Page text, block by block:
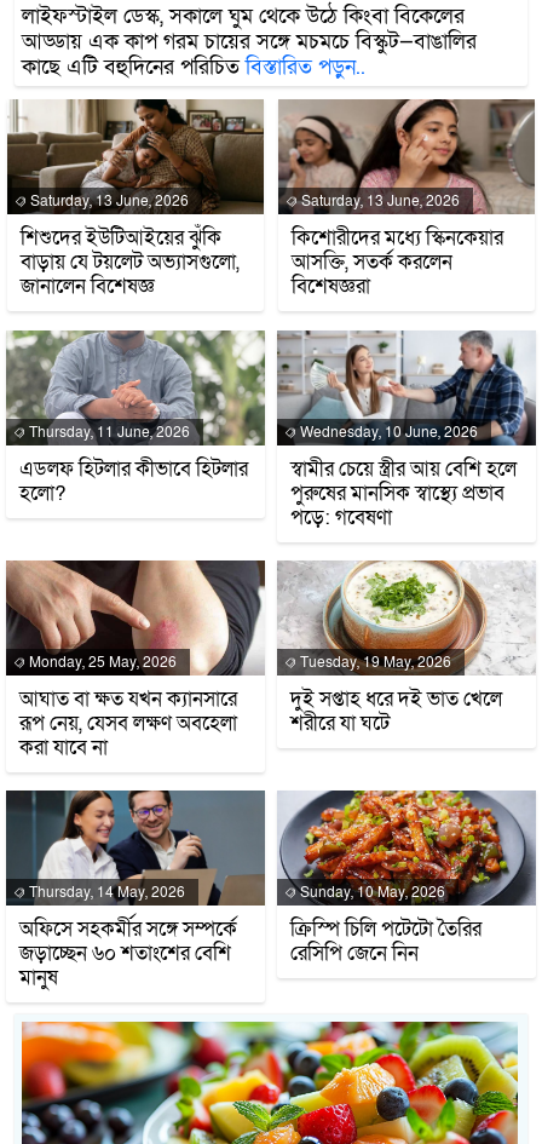
লাইফস্টাইল ডেস্ক, সকালে ঘুম থেকে উঠে কিংবা বিকেলের
আড্ডায় এক কাপ গরম চায়ের সঙ্গে মচমচে বিস্কুট—বাঙালির
কাছে এটি বহুদিনের পরিচিতবিস্তারিত পড়ুন..
Saturday, 13 June, 2026
শিশুদের ইউটিআইয়ের ঝুঁকি
বাড়ায় যে টয়লেট অভ্যাসগুলো,
জানালেন বিশেষজ্ঞ
Saturday, 13 June, 2026
কিশোরীদের মধ্যে স্কিনকেয়ার
আসক্তি, সতর্ক করলেন
বিশেষজ্ঞরা
Thursday, 11 June, 2026
এডলফ হিটলার কীভাবে হিটলার
হলো?
Wednesday, 10 June, 2026
স্বামীর চেয়ে স্ত্রীর আয় বেশি হলে
পুরুষের মানসিক স্বাস্থ্যে প্রভাব
পড়ে: গবেষণা
Monday, 25 May, 2026
আঘাত বা ক্ষত যখন ক্যানসারে
রূপ নেয়, যেসব লক্ষণ অবহেলা
করা যাবে না
Tuesday, 19 May, 2026
দুই সপ্তাহ ধরে দই ভাত খেলে
শরীরে যা ঘটে
Thursday, 14 May, 2026
অফিসে সহকর্মীর সঙ্গে সম্পর্কে
জড়াচ্ছেন ৬০ শতাংশের বেশি
মানুষ
Sunday, 10 May, 2026
ক্রিস্পি চিলি পটেটো তৈরির
রেসিপি জেনে নিন